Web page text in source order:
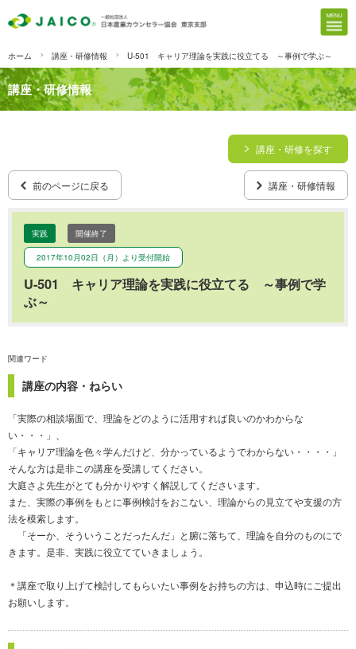
ホーム 講座・研修情報 U-501 キャリア理論を実践に役立てる ～事例で学ぶ～
講座・研修情報
前のページに戻る 講座・研修情報
講座・研修を探す
実践 開催終了
2017年10月02日（月）より受付開始
U-501 キャリア理論を実践に役立てる ～事例で学
ぶ～
関連ワード
講座の内容・ねらい
「実際の相談場面で、理論をどのように活用すれば良いのかわからな
い・・・」、
「キャリア理論を色々学んだけど、分かっているようでわからない・・・・」
そんな方は是非この講座を受講してください。
大庭さよ先生がとても分かりやすく解説してくださいます。
また、実際の事例をもとに事例検討をおこない、理論からの見立てや支援の方
法を模索します。
「そーか、そういうことだったんだ」と腑に落ちて、理論を自分のものにで
きます。是非、実践に役立てていきましょう。
＊講座で取り上げて検討してもらいたい事例をお持ちの方は、申込時にご提出
お願いします。